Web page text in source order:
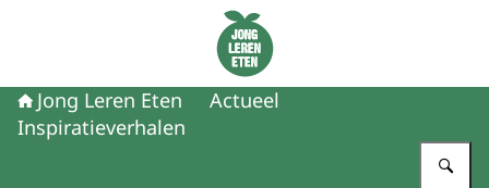
Naar de homepage van Jong Leren Eten
Jong Leren Eten
Actueel
Inspiratieverhalen